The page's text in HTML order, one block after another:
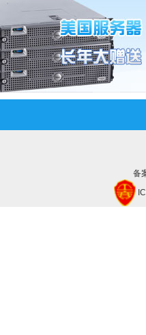
备